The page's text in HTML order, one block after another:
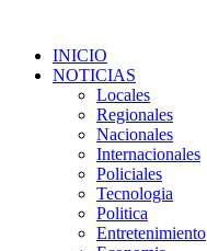
INICIO
NOTICIAS
Locales
Regionales
Nacionales
Internacionales
Policiales
Tecnologia
Politica
Entretenimiento